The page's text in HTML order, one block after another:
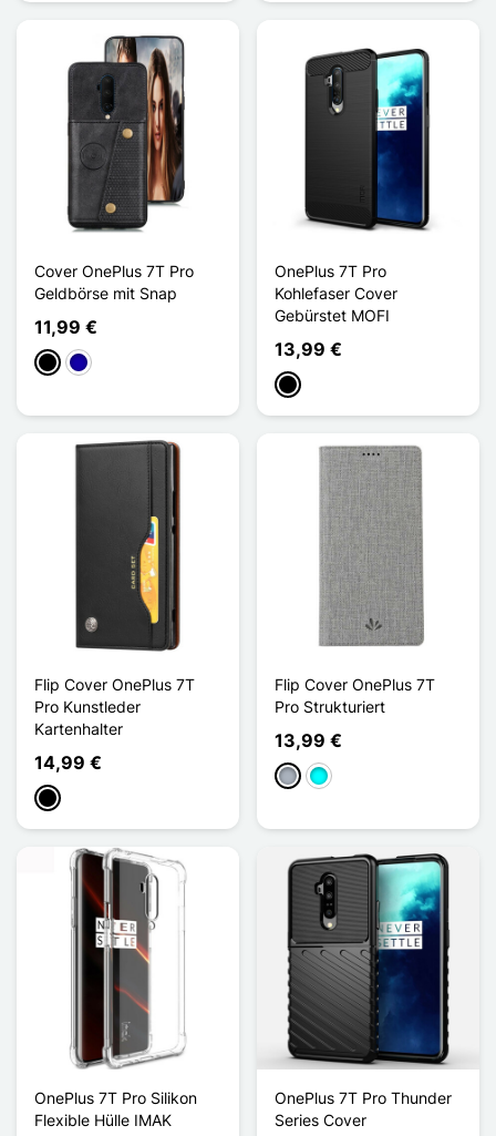
Cover OnePlus 7T Pro
Geldbörse mit Snap
11,99 €
SchwarzDunkelblau
OnePlus 7T Pro
Kohlefaser Cover
Gebürstet MOFI
13,99 €
Schwarz
Flip Cover OnePlus 7T
Pro Kunstleder
Kartenhalter
14,99 €
Schwarz
Flip Cover OnePlus 7T
Pro Strukturiert
13,99 €
GrauCyan
OnePlus 7T Pro Silikon
Flexible Hülle IMAK
OnePlus 7T Pro Thunder
Series Cover